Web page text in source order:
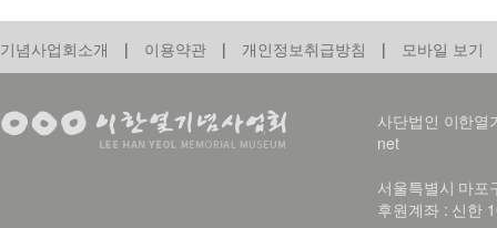
기념사업회소개 | 이용약관 | 개인정보취급방침 | 모바일 보기
사단법인 이한
net
서울특별시 마
후원계좌 : 신한